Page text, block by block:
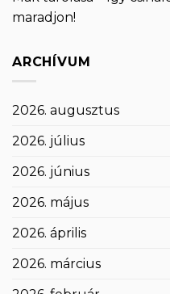
maradjon!
ARCHÍVUM
2026. augusztus
2026. július
2026. június
2026. május
2026. április
2026. március